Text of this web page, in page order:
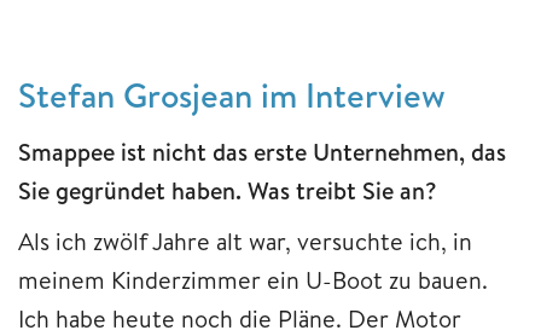
Stefan Grosjean im Interview
Smappee ist nicht das erste Unternehmen, das
Sie gegründet haben. Was treibt Sie an?
Als ich zwölf Jahre alt war, versuchte ich, in
meinem Kinderzimmer ein U-Boot zu bauen.
Ich habe heute noch die Pläne. Der Motor